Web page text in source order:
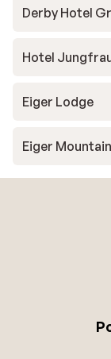
Derby Hotel
Hotel
Eiger Lodge
Eiger